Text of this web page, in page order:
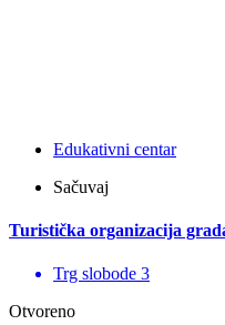
Edukativni centar
Sačuvaj
Turistička organizacija
Trg slobode 3
Otvoreno